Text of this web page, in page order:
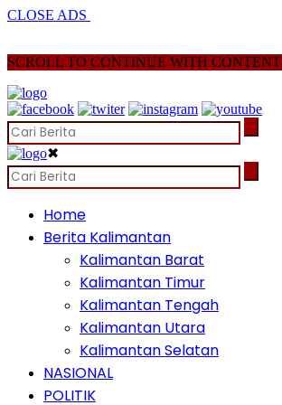
CLOSE ADS
SCROLL TO CONTINUE WITH CONTENT
✖
Home
Berita Kalimantan
Kalimantan Barat
Kalimantan Timur
Kalimantan Tengah
Kalimantan Utara
Kalimantan Selatan
NASIONAL
POLITIK